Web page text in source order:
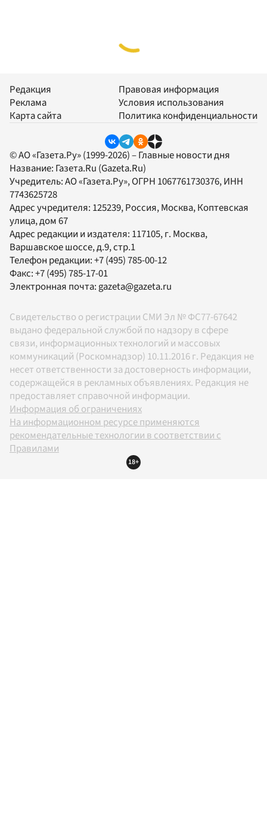
Редакция
Реклама
Карта сайта
Правовая информация
Условия использования
Политика конфиденциальности
© АО «Газета.Ру» (1999-2026) – Главные новости дня
Название: Газета.Ru (Gazeta.Ru)
Учредитель:АО «Газета.Ру», ОГРН 1067761730376, ИНН
7743625728
Адрес учредителя: 125239, Россия, Москва, Коптевская
улица, дом 67
Адрес редакции и издателя: 117105, г. Москва,
Варшавское шоссе, д.9, стр.1
Телефон редакции:+7 (495) 785-00-12
Факс:+7 (495) 785-17-01
Электронная почта:gazeta@gazeta.ru
Свидетельство о регистрации СМИ Эл № ФС77-67642
выдано федеральной службой по надзору в сфере
связи, информационных технологий и массовых
коммуникаций (Роскомнадзор) 10.11.2016 г. Редакция не
несет ответственности за достоверность информации,
содержащейся в рекламных объявлениях. Редакция не
предоставляет справочной информации.
Информация об ограничениях
На информационном ресурсе применяются
рекомендательные технологии в соответствии с
Правилами
18+